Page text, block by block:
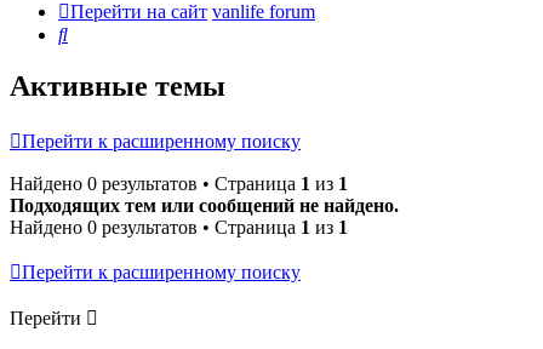
Перейти на сайт vanlife forum
Поиск
Активные темы
Перейти к расширенному поиску
Найдено 0 результатов • Страница 1 из 1
Подходящих тем или сообщений не найдено.
Найдено 0 результатов • Страница 1 из 1
Перейти к расширенному поиску
Перейти